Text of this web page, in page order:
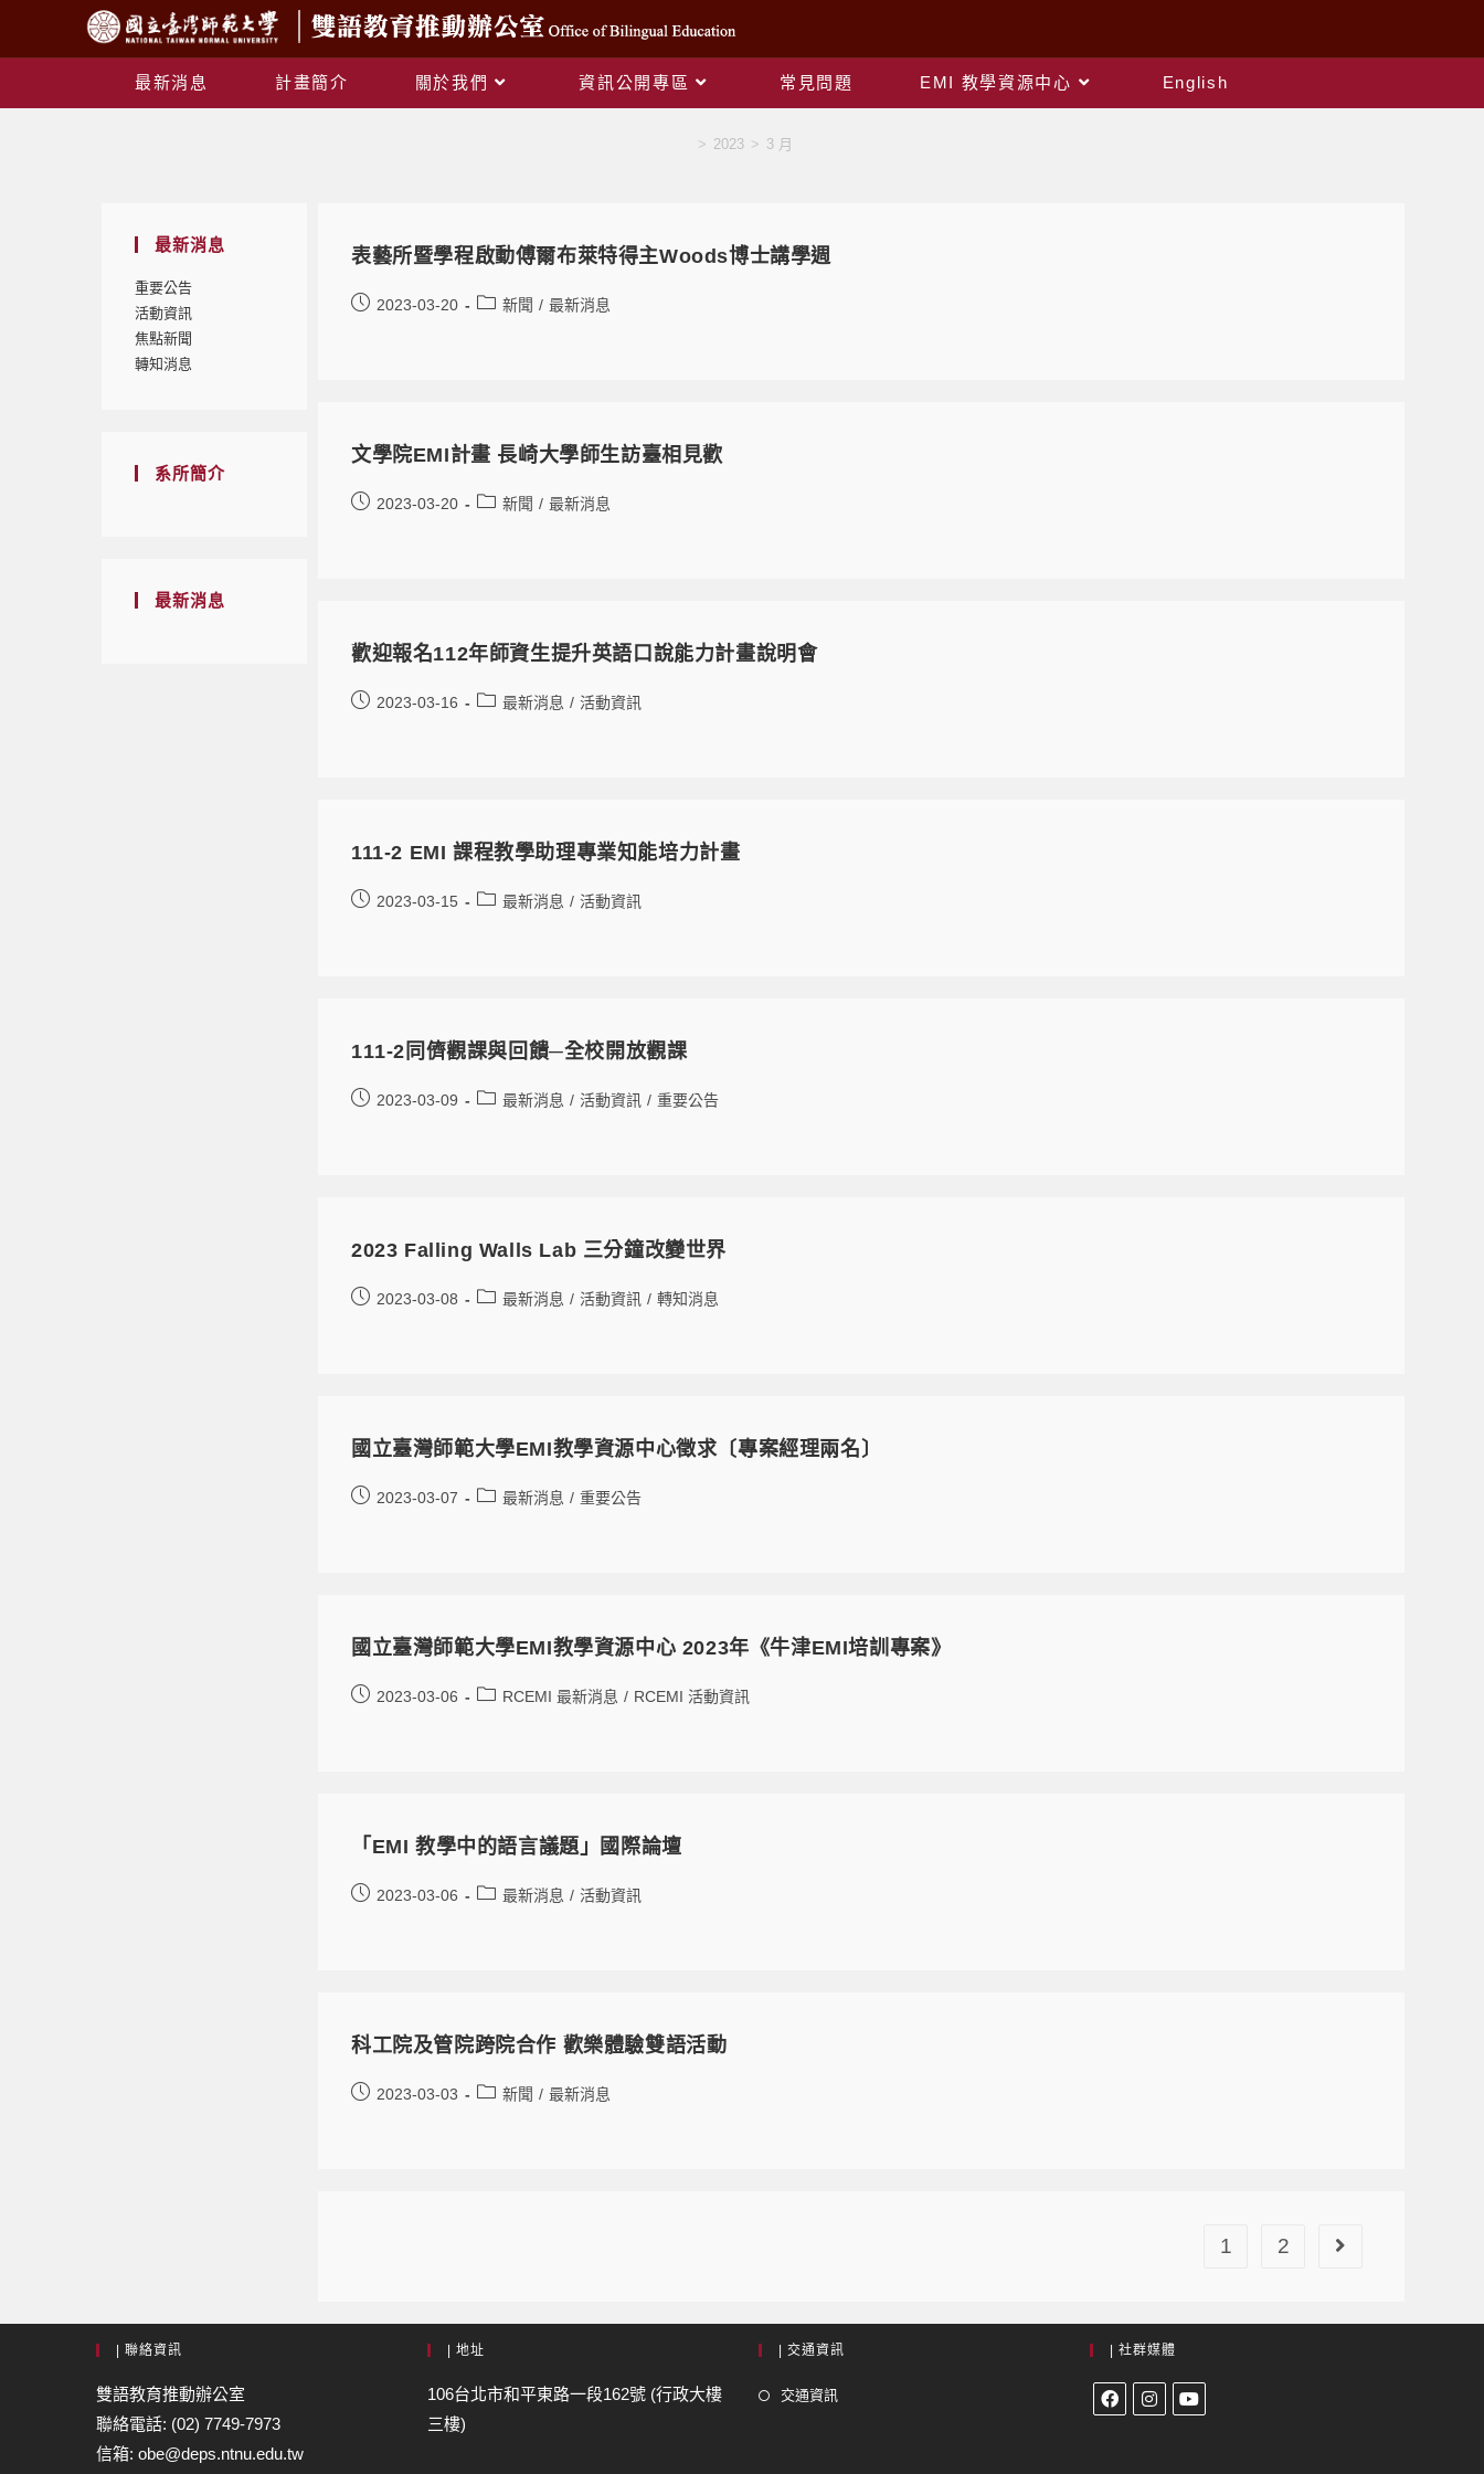
最新消息 計畫簡介 關於我們 資訊公開專區 常見問題 EMI 教學資源中心 English
> 2023 > 3 月
最新消息
重要公告
活動資訊
焦點新聞
轉知消息
系所簡介
最新消息
表藝所暨學程啟動傅爾布萊特得主Woods博士講學週
2023-03-20 新聞 / 最新消息
文學院EMI計畫 長崎大學師生訪臺相見歡
2023-03-20 新聞 / 最新消息
歡迎報名112年師資生提升英語口說能力計畫說明會
2023-03-16 最新消息 / 活動資訊
111-2 EMI 課程教學助理專業知能培力計畫
2023-03-15 最新消息 / 活動資訊
111-2同儕觀課與回饋─全校開放觀課
2023-03-09 最新消息 / 活動資訊 / 重要公告
2023 Falling Walls Lab 三分鐘改變世界
2023-03-08 最新消息 / 活動資訊 / 轉知消息
國立臺灣師範大學EMI教學資源中心徵求〔專案經理兩名〕
2023-03-07 最新消息 / 重要公告
國立臺灣師範大學EMI教學資源中心 2023年《牛津EMI培訓專案》
2023-03-06 RCEMI 最新消息 / RCEMI 活動資訊
「EMI 教學中的語言議題」國際論壇
2023-03-06 最新消息 / 活動資訊
科工院及管院跨院合作 歡樂體驗雙語活動
2023-03-03 新聞 / 最新消息
1 2
| 聯絡資訊
雙語教育推動辦公室
聯絡電話: (02) 7749-7973
信箱: obe@deps.ntnu.edu.tw
| 地址
106台北市和平東路一段162號 (行政大樓
三樓)
| 交通資訊
交通資訊
| 社群媒體